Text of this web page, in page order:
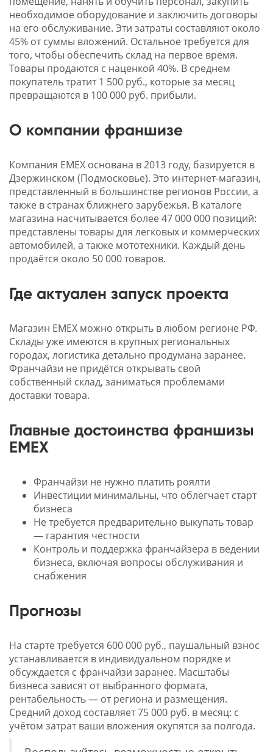
необходимое оборудование и заключить договоры
на его обслуживание. Эти затраты составляют около
45% от суммы вложений. Остальное требуется для
того, чтобы обеспечить склад на первое время.
Товары продаются с наценкой 40%. В среднем
покупатель тратит 1 500 руб., которые за месяц
превращаются в 100 000 руб. прибыли.
О компании франшизе
Компания EMEX основана в 2013 году, базируется в
Дзержинском (Подмосковье). Это интернет-магазин,
представленный в большинстве регионов России, а
также в странах ближнего зарубежья. В каталоге
магазина насчитывается более 47 000 000 позиций:
представлены товары для легковых и коммерческих
автомобилей, а также мототехники. Каждый день
продаётся около 50 000 товаров.
Где актуален запуск проекта
Магазин EMEX можно открыть в любом регионе РФ.
Склады уже имеются в крупных региональных
городах, логистика детально продумана заранее.
Франчайзи не придётся открывать свой
собственный склад, заниматься проблемами
доставки товара.
Главные достоинства франшизы
EMEX
Франчайзи не нужно платить роялти
Инвестиции минимальны, что облегчает старт
бизнеса
Не требуется предварительно выкупать товар
— гарантия честности
Контроль и поддержка франчайзера в ведении
бизнеса, включая вопросы обслуживания и
снабжения
Прогнозы
На старте требуется 600 000 руб., паушальный взнос
устанавливается в индивидуальном порядке и
обсуждается с франчайзи заранее. Масштабы
бизнеса зависят от выбранного формата,
рентабельность — от региона и размещения.
Средний доход составляет 75 000 руб. в месяц: с
учётом затрат ваши вложения окупятся за полгода.